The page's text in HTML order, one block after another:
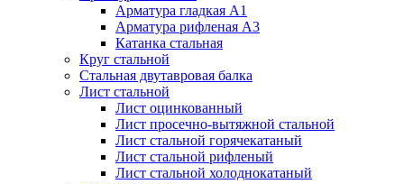
Арматура гладкая А1
Арматура рифленая А3
Катанка стальная
Круг стальной
Стальная двутавровая балка
Лист стальной
Лист оцинкованный
Лист просечно-вытяжной стальной
Лист стальной горячекатаный
Лист стальной рифленый
Лист стальной холоднокатаный